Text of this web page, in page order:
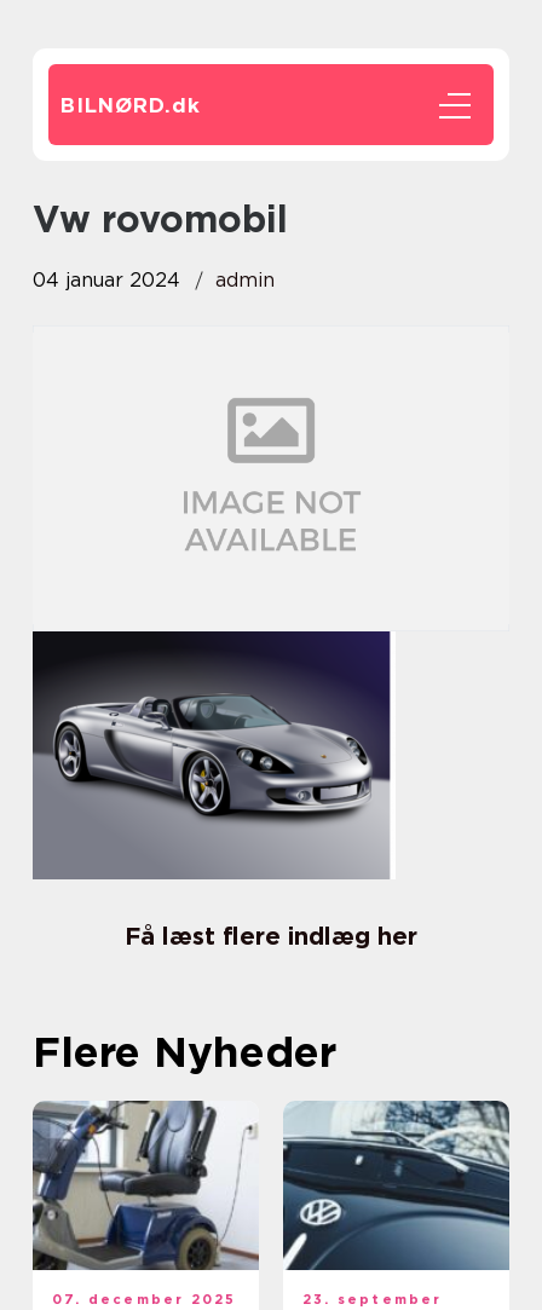
BILNØRD.dk
vw rovomobil
04 januar 2024 admin
Få læst flere indlæg her
Flere Nyheder
07. december 2025
23. september